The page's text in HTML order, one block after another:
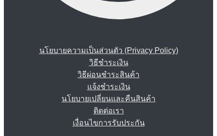
นโยบายความเป็นส่วนตัว (Privacy Policy)
วิธีชำระเงิน
วิธีผ่อนชำระสินค้า
แจ้งชำระเงิน
นโยบายเปลี่ยนและคืนสินค้า
ติดต่อเรา
เงื่อนไขการรับประกัน